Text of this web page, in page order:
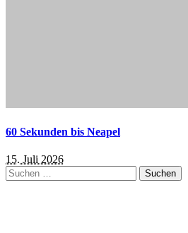
60 Sekunden bis Neapel
15. Juli 2026
Suchen
nach: